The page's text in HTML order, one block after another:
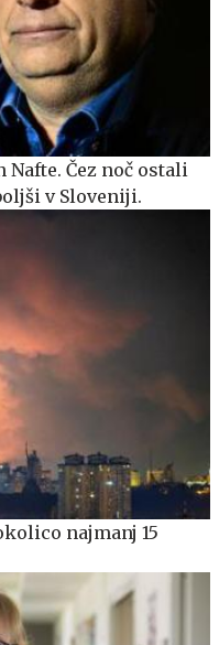
Čez noč ostali
v Sloveniji.
najmanj 15